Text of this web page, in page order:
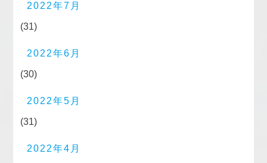
2022年7月
(31)
2022年6月
(30)
2022年5月
(31)
2022年4月